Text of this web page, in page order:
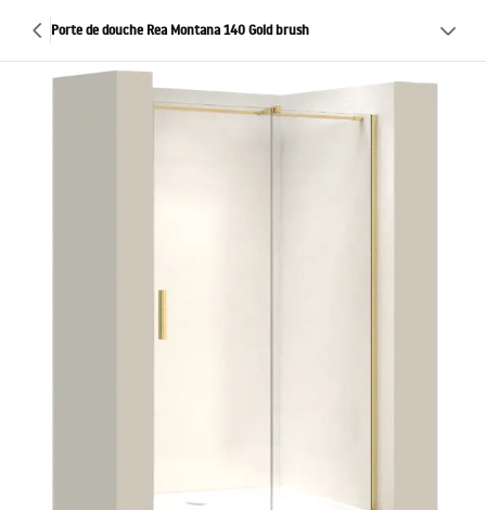
Porte de douche Rea Montana 140 Gold brush